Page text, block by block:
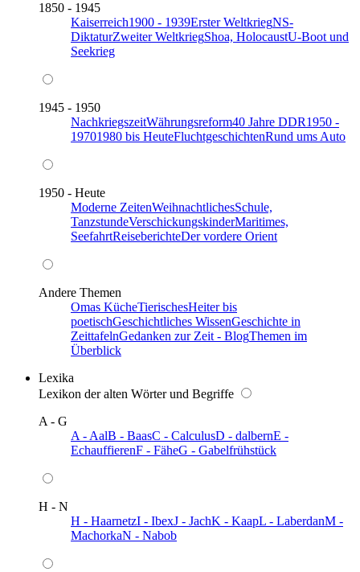
1850 - 1945
Kaiserreich1900 - 1939Erster WeltkriegNS-
DiktaturZweiter WeltkriegShoa, HolocaustU-Boot und
Seekrieg
1945 - 1950
NachkriegszeitWährungsreform40 Jahre DDR1950 -
19701980 bis HeuteFluchtgeschichtenRund ums Auto
1950 - Heute
Moderne ZeitenWeihnachtlichesSchule,
TanzstundeVerschickungskinderMaritimes,
SeefahrtReiseberichteDer vordere Orient
Andere Themen
Omas KücheTierischesHeiter bis
poetischGeschichtliches WissenGeschichte in
ZeittafelnGedanken zur Zeit - BlogThemen im
Überblick
Lexika
Lexikon der alten Wörter und Begriffe
A - G
A - AalB - BaasC - CalculusD - dalbernE -
EchauffierenF - FäheG - Gabelfrühstück
H - N
H - HaarnetzI - IbexJ - JachK - KaapL - LaberdanM -
MachorkaN - Nabob